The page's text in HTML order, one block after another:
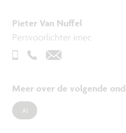
Pieter Van Nuffel
Persvoorlichter imec
Meer over de volgende
AI